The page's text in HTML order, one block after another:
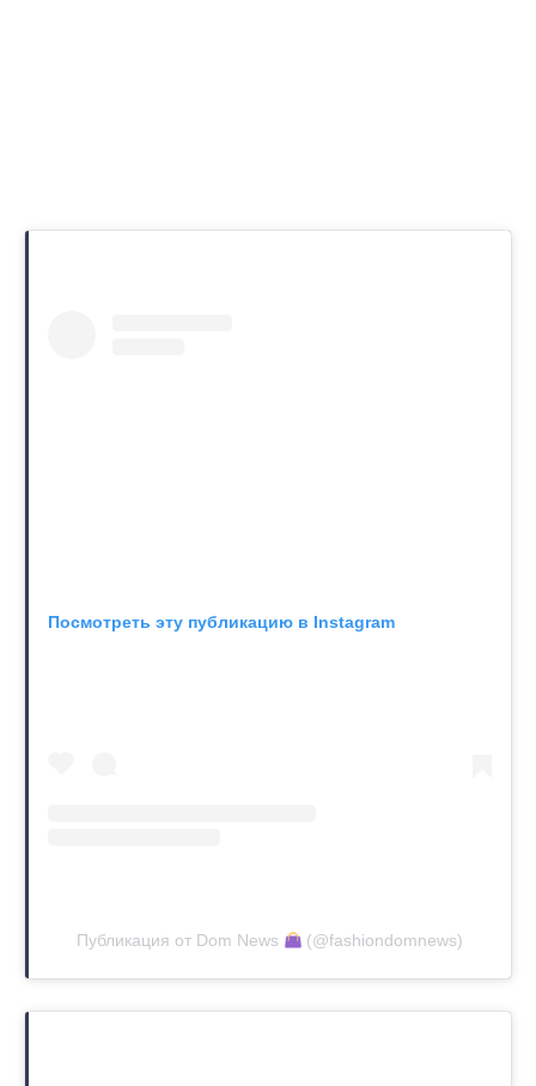
Посмотреть эту публикацию в Instagram
Публикация от Dom News (@fashiondomnews)